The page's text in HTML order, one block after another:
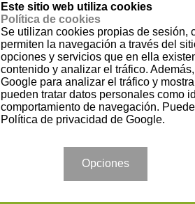
Este sitio web utiliza cookies
Política de cookies
Se utilizan cookies propias de sesión,
permiten la navegación a través del
opciones y servicios que en ella
contenido y analizar el tráfico.
Google para analizar el tráfico y
pueden tratar datos personales como
comportamiento de navegación.
Política de privacidad de Google.
Opciones
Carrión de los Condes
Dueñas(1)
Osorno la Mayor(1)
Quintana del Puente
Villada(1)